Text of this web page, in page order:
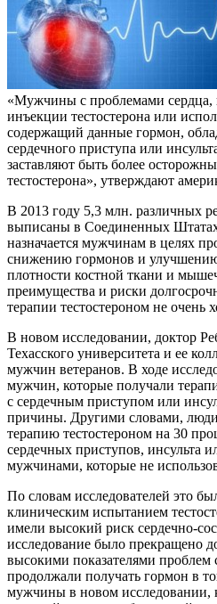
«Мужчины с проблемами
инъекции тестостерона или
содержащий данные гормон,
сердечного приступа или
заставляют быть более
тестостерона», утверждают
В 2013 году 5,3 млн. различных
выписаны в Соединенных
назначается мужчинам в целях
снижению гормонов и улучшению
плотности костной ткани и
преимущества и риски
терапии тестостероном не очень
В новом исследовании, доктор
Техасского университета и ее
мужчин ветеранов. В ходе
мужчин, которые получали
с сердечным приступом или
причины. Другими словами,
терапию тестостероном на 30
сердечных приступов, инсульта
мужчинами, которые не
По словам исследователей это
клиническим испытанием
имели высокий риск сердечно-
исследование было прекращено
высокими показателями проблем
продолжали получать гормон в
мужчины в новом исследовании,